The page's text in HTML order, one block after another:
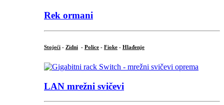
Rek ormani
Stojeći - Zidni - Police - Fioke - Hlađenje
LAN mrežni svičevi